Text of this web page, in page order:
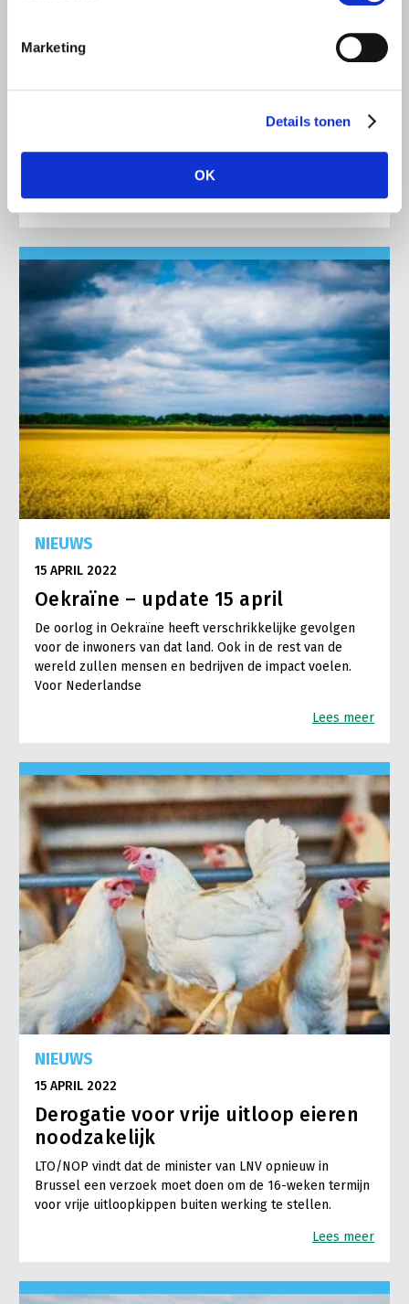
Marketing
Details tonen
OK
20 MEI 2022
SIB subsidie en het Brexit-fonds
Vanaf heden zijn er twee nieuwe regelingen van de RVO
die we graag onder de aandacht van onze leden brengen.
In tijden van crisis kan ondernemen soms een extra
Lees meer
NIEUWS
15 APRIL 2022
Oekraïne – update 15 april
De oorlog in Oekraïne heeft verschrikkelijke gevolgen
voor de inwoners van dat land. Ook in de rest van de
wereld zullen mensen en bedrijven de impact voelen.
Voor Nederlandse
Lees meer
NIEUWS
15 APRIL 2022
Derogatie voor vrije uitloop eieren
noodzakelijk
LTO/NOP vindt dat de minister van LNV opnieuw in
Brussel een verzoek moet doen om de 16-weken termijn
voor vrije uitloopkippen buiten werking te stellen.
Lees meer